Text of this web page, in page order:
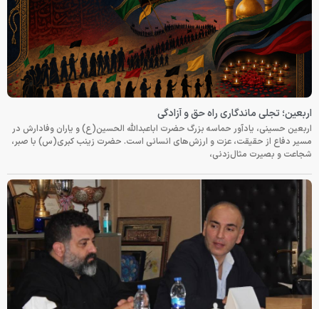
اربعین؛ تجلی ماندگاری راه حق و آزادگی
اربعین حسینی، یادآور حماسه بزرگ حضرت اباعبدالله الحسین(ع) و یاران وفادارش در
مسیر دفاع از حقیقت، عزت و ارزش‌های انسانی است. حضرت زینب کبری(س) با صبر،
شجاعت و بصیرت مثال‌زدنی،